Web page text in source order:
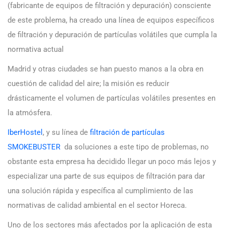
(fabricante de equipos de filtración y depuración) consciente
de este problema, ha creado una línea de equipos específicos
de filtración y depuración de partículas volátiles que cumpla la
normativa actual
Madrid y otras ciudades se han puesto manos a la obra en
cuestión de calidad del aire; la misión es reducir
drásticamente el volumen de partículas volátiles presentes en
la atmósfera.
IberHostel , y su línea de filtración de partículas
SMOKEBUSTER da soluciones a este tipo de problemas, no
obstante esta empresa ha decidido llegar un poco más lejos y
especializar una parte de sus equipos de filtración para dar
una solución rápida y específica al cumplimiento de las
normativas de calidad ambiental en el sector Horeca.
Uno de los sectores más afectados por la aplicación de esta